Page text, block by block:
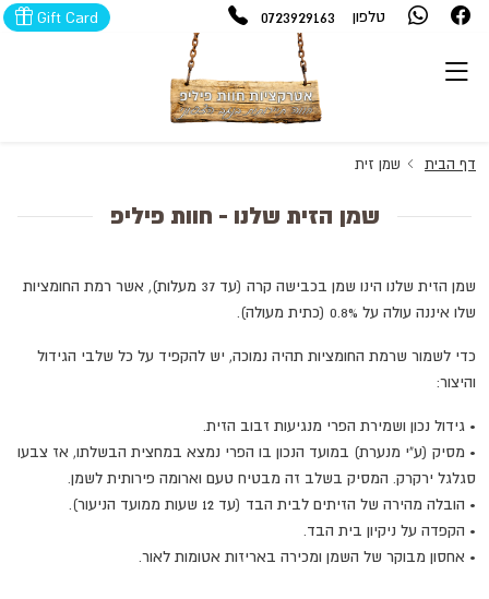
טלפון 0723929163
Gift Card
דף הבית שמן זית
שמן הזית שלנו - חוות פיליפ
שמן הזית שלנו הינו שמן בכבישה קרה (עד 37 מעלות), אשר רמת החומציות
שלו איננה עולה על 0.8% (כתית מעולה).
כדי לשמור שרמת החומציות תהיה נמוכה, יש להקפיד על כל שלבי הגידול
והיצור:
• גידול נכון ושמירת הפרי מנגיעות זבוב הזית.
• מסיק (ע"י מנערת) במועד הנכון בו הפרי נמצא במחצית הבשלתו, אז צבעו
סגלגל ירקרק. המסיק בשלב זה מבטיח טעם וארומה פירותית לשמן.
• הובלה מהירה של הזיתים לבית הבד (עד 12 שעות ממועד הניעור).
• הקפדה על ניקיון בית הבד.
• אחסון מבוקר של השמן ומכירה באריזות אטומות לאור.